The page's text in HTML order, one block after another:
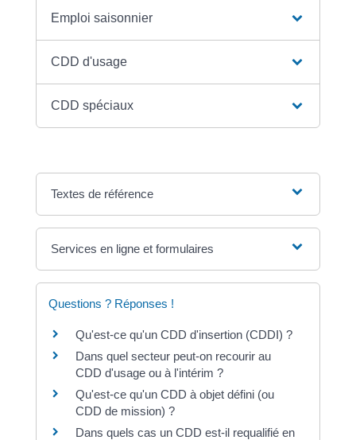
Emploi saisonnier
CDD d'usage
CDD spéciaux
Textes de référence
Services en ligne et formulaires
Questions ? Réponses !
Qu'est-ce qu'un CDD d'insertion (CDDI) ?
Dans quel secteur peut-on recourir au
CDD d'usage ou à l'intérim ?
Qu'est-ce qu'un CDD à objet défini (ou
CDD de mission) ?
Dans quels cas un CDD est-il requalifié en